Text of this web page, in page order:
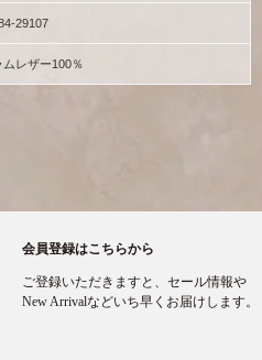
29107
ムレザー100％
会員登録はこちらから
ご登録いただきますと、セール情報や
New Arrivalなどいち早くお届けします。